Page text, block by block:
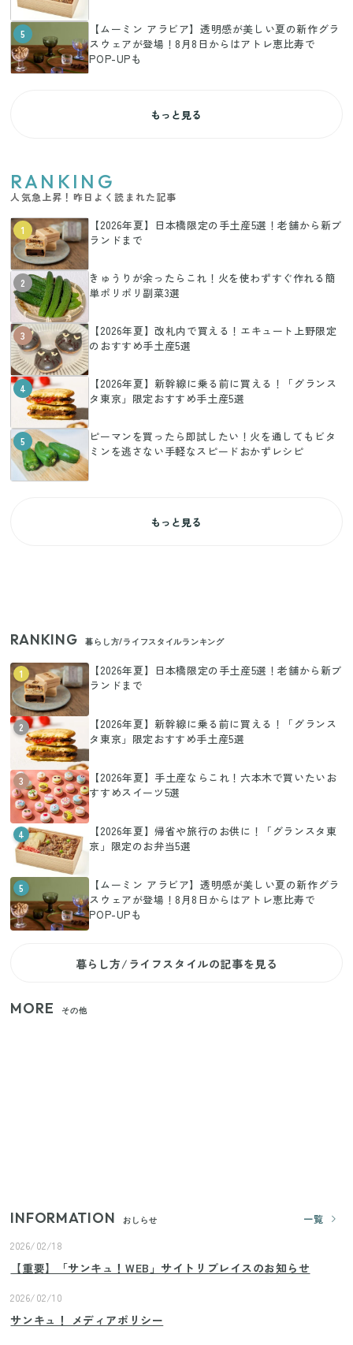
5
【ムーミン アラビア】透明感が美しい夏の新作グラ
スウェアが登場！8月8日からはアトレ恵比寿で
POP-UPも
もっと見る
RANKING
人気急上昇！昨日よく読まれた記事
1
【2026年夏】日本橋限定の手土産5選！老舗から新ブ
ランドまで
2
きゅうりが余ったらこれ！火を使わずすぐ作れる簡
単ポリポリ副菜3選
3
【2026年夏】改札内で買える！エキュート上野限定
のおすすめ手土産5選
4
【2026年夏】新幹線に乗る前に買える！「グランス
タ東京」限定おすすめ手土産5選
5
ピーマンを買ったら即試したい！火を通してもビタ
ミンを逃さない手軽なスピードおかずレシピ
もっと見る
RANKING 暮らし方/ライフスタイルランキング
1
【2026年夏】日本橋限定の手土産5選！老舗から新ブ
ランドまで
2
【2026年夏】新幹線に乗る前に買える！「グランス
タ東京」限定おすすめ手土産5選
3
【2026年夏】手土産ならこれ！六本木で買いたいお
すすめスイーツ5選
4
【2026年夏】帰省や旅行のお供に！「グランスタ東
京」限定のお弁当5選
5
【ムーミン アラビア】透明感が美しい夏の新作グラ
スウェアが登場！8月8日からはアトレ恵比寿で
POP-UPも
暮らし方/ライフスタイルの記事を見る
MORE その他
INFORMATION おしらせ
一覧
2026/02/18
【重要】「サンキュ！WEB」サイトリプレイスのお知らせ
2026/02/10
サンキュ！ メディアポリシー